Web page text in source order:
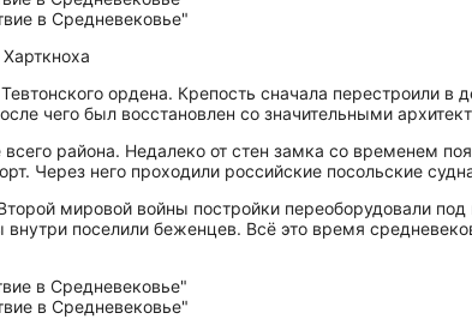
ордена. Крепость сначала перестроили в
чего был восстановлен со значительными
района. Недалеко от стен замка со временем
Через него проходили российские посольские
мировой войны постройки переоборудовали
поселили беженцев. Всё это время